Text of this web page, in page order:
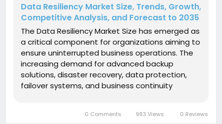
Data Resiliency Market Size, Trends, Growth,
Competitive Analysis, and Forecast to 2035
The Data Resiliency Market Size has emerged as
a critical component for organizations aiming to
ensure uninterrupted business operations. The
increasing demand for advanced backup
solutions, disaster recovery, data protection,
failover systems, and business continuity
enterprises facing ever-growing data...
0 Comments 983 Views 0 Reviews